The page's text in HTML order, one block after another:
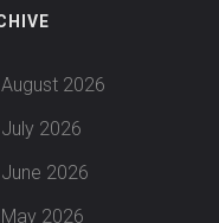
August 2026
July 2026
June 2026
May 2026